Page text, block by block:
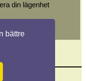
bättre
din lägenhet